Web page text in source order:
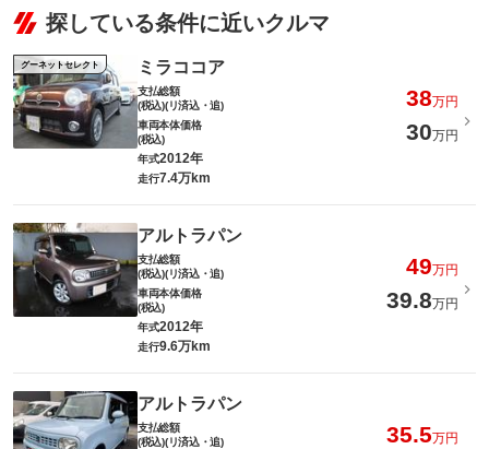
探している条件に近いクルマ
グーネットセレクト ミラココア
支払総額
(税込)(リ済込・追)
38万円
車両本体価格
(税込)
30万円
年式2012年
走行7.4万km
アルトラパン
支払総額
(税込)(リ済込・追)
49万円
車両本体価格
(税込)
39.8万円
年式2012年
走行9.6万km
アルトラパン
支払総額
(税込)(リ済込・追)
35.5万円